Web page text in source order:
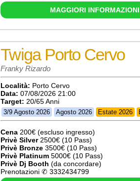
MAGGIORI INFORMAZIONI
Twiga Porto Cervo
Franky Rizardo
Località: Porto Cervo
Data: 07/08/2026 21:00
Target: 20/65 Anni
3/9 Agosto 2026 Agosto 2026 Estate 2026
Cena 200€ (escluso ingresso)
Privè Silver2500€ (10 Pass)
Privè Bronze 3500€ (10 Pass)
Privè Platinum 5000€ (10 Pass)
Privè Dj Booth (da concordare)
Prenotazioni ✆ 3332434799